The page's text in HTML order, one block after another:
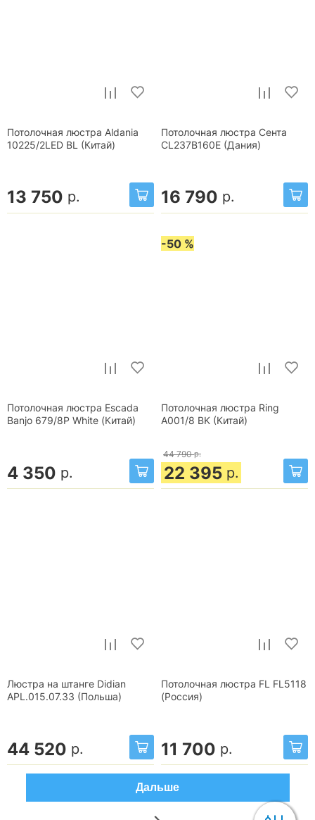
Потолочная люстра Aldania
10225/2LED BL (Китай)
13 750 р.
Потолочная люстра Сента
CL237B160E (Дания)
16 790 р.
Потолочная люстра Escada
Banjo 679/8P White (Китай)
4 350 р.
-50 %
Потолочная люстра Ring
A001/8 BK (Китай)
44 790 р.
22 395 р.
Люстра на штанге Didian
APL.015.07.33 (Польша)
44 520 р.
Потолочная люстра FL FL5118
(Россия)
11 700 р.
Дальше